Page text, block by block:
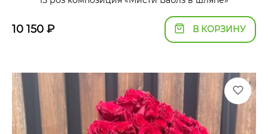
10 150 ₽ В КОРЗИНУ